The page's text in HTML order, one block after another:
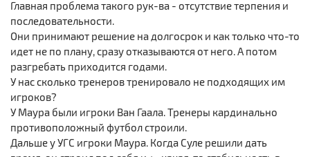
Главная проблема такого рук-ва - отсутствие терпения и
последовательности.
Они принимают решение на долгосрок и как только что-то
идет не по плану, сразу отказываются от него. А потом
разгребать приходится годами.
У нас сколько тренеров тренировало не подходящих им
игроков?
У Маура были игроки Ван Гаала. Тренеры кардинально
противоположный футбол строили.
Дальше у УГС игроки Маура. Когда Суле решили дать